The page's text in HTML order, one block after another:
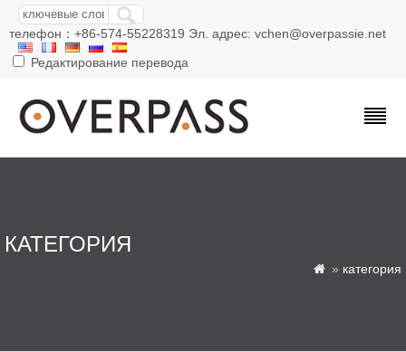
телефон：+86-574-55228319 Эл. адрес: vchen@overpassie.net
Редактирование перевода
КАТЕГОРИЯ
 » категория